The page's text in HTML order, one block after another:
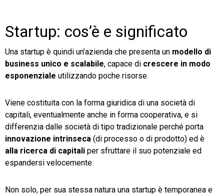
Financial Solutions
HR
Trust Services
TeamSystem Corporate
TeamSystem Store
Startup: cos’è e significato
Una startup è quindi un’azienda che presenta un modello di
business unico e scalabile, capace di crescere in modo
esponenziale utilizzando poche risorse.
Viene costituita con la forma giuridica di una società di
capitali, eventualmente anche in forma cooperativa, e si
differenzia dalle società di tipo tradizionale perché porta
innovazione intrinseca (di processo o di prodotto) ed è
alla ricerca di capitali per sfruttare il suo potenziale ed
espandersi velocemente.
Non solo, per sua stessa natura una startup è temporanea e